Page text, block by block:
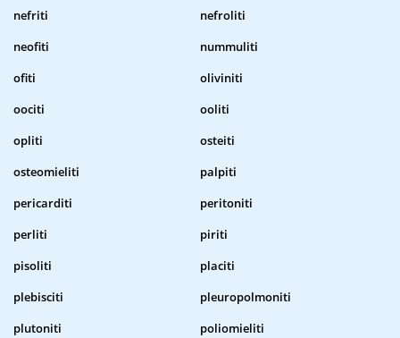
nefriti
nefroliti
neofiti
nummuliti
ofiti
oliviniti
oociti
ooliti
opliti
osteiti
osteomieliti
palpiti
pericarditi
peritoniti
perliti
piriti
pisoliti
placiti
plebisciti
pleuropolmoniti
plutoniti
poliomieliti